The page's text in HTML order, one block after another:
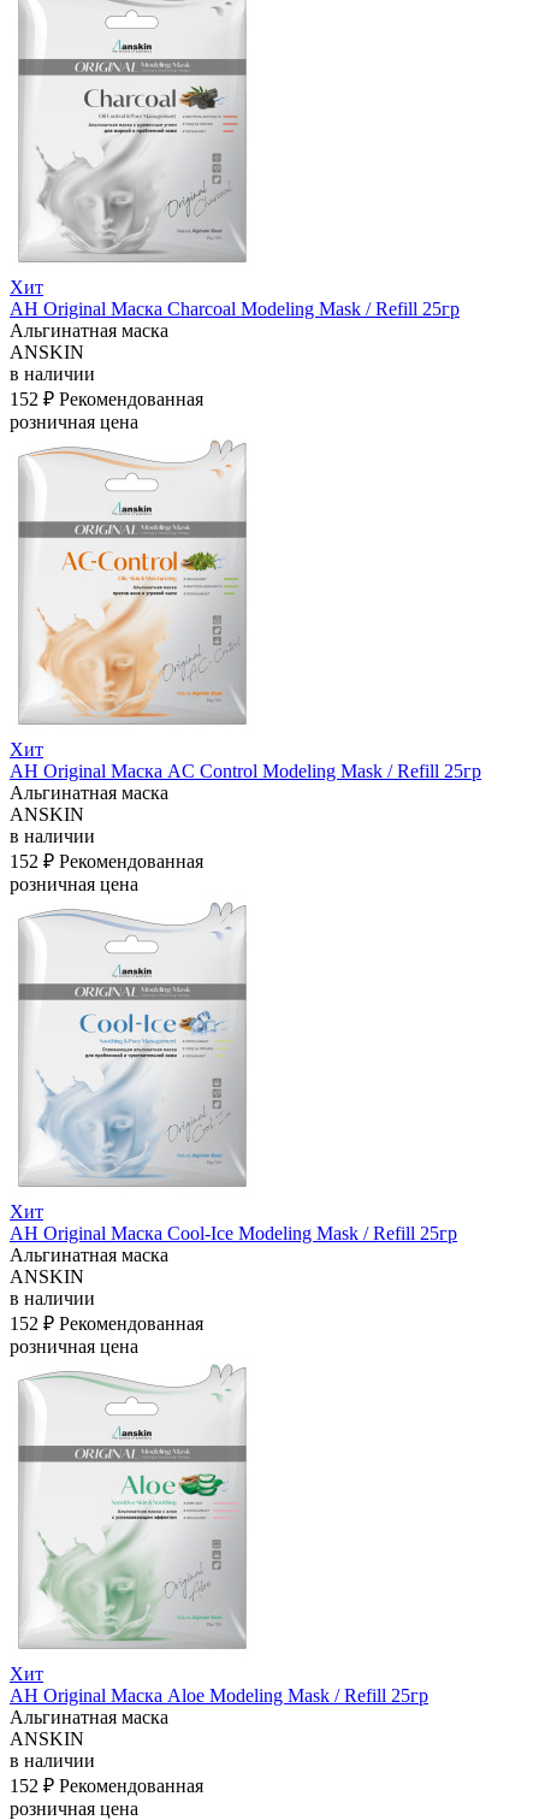
Хит
АН Original Маска Charcoal Modeling Mask / Refill 25гр
Альгинатная маска
ANSKIN
в наличии
152 ₽ Рекомендованная
розничная цена
Хит
АН Original Маска AC Control Modeling Mask / Refill 25гр
Альгинатная маска
ANSKIN
в наличии
152 ₽ Рекомендованная
розничная цена
Хит
АН Original Маска Cool-Ice Modeling Mask / Refill 25гр
Альгинатная маска
ANSKIN
в наличии
152 ₽ Рекомендованная
розничная цена
Хит
АН Original Маска Aloe Modeling Mask / Refill 25гр
Альгинатная маска
ANSKIN
в наличии
152 ₽ Рекомендованная
розничная цена